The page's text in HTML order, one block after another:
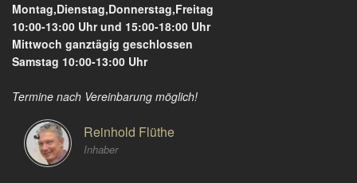
Montag,Dienstag,Donnerstag,Freitag
10:00-13:00 Uhr und 15:00-18:00 Uhr
Mittwoch ganztägig geschlossen
Samstag 10:00-13:00 Uhr
Termine nach Vereinbarung möglich!
Reinhold Flüthe
Inhaber